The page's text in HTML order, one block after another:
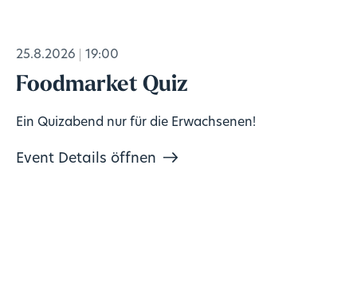
25.8.2026 19:00
Foodmarket Quiz
Ein Quizabend nur für die Erwachsenen!
Event Details öffnen